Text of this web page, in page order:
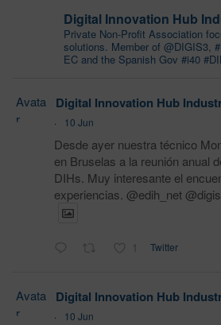
Digital Innovation Hub
Private Non-Profit Association
solutions. Member of @DIGIS3,
EC and the Spanish Gov #i40
Avata
r
Digital Innovation Hub
·
10 Jun
Desde ayer nuestra técnico
en Bruselas a la reunión anual
DIHs. Muy interesante el
experiencias. @edih_net
1 Twitter
Avata
r
Digital Innovation Hub
·
10 Jun